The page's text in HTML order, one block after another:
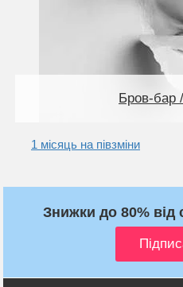
Бров-бар
1 місяць на півзміни
Знижки до 80% від